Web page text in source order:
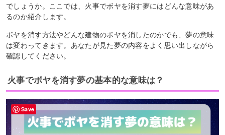
でしょうか。ここでは、火事でボヤを消す夢にはどんな意味があ
るのか紹介します。
ボヤを消す方法やどんな建物のボヤを消したのかでも、夢の意味
は変わってきます。あなたが見た夢の内容をよく思い出しながら
確認してください。
火事でボヤを消す夢の基本的な意味は？
Save